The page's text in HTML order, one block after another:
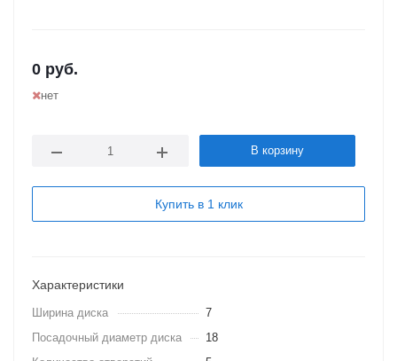
0 руб.
нет
В корзину
Купить в 1 клик
Характеристики
Ширина диска
7
Посадочный диаметр диска
18